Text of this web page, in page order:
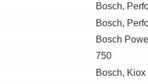
Bosch,
Bosch,
Bosch
750
Bosch,